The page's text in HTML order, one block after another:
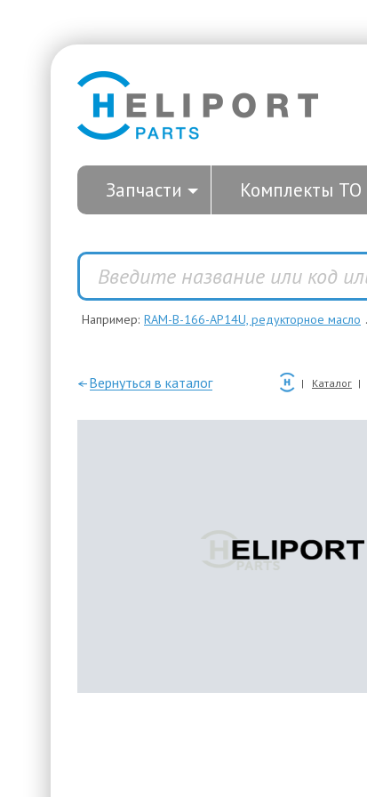
Запчасти Комплекты ТО
Например: RAM-B-166-AP14U, редукторное масло
—Вернуться в каталог Каталог